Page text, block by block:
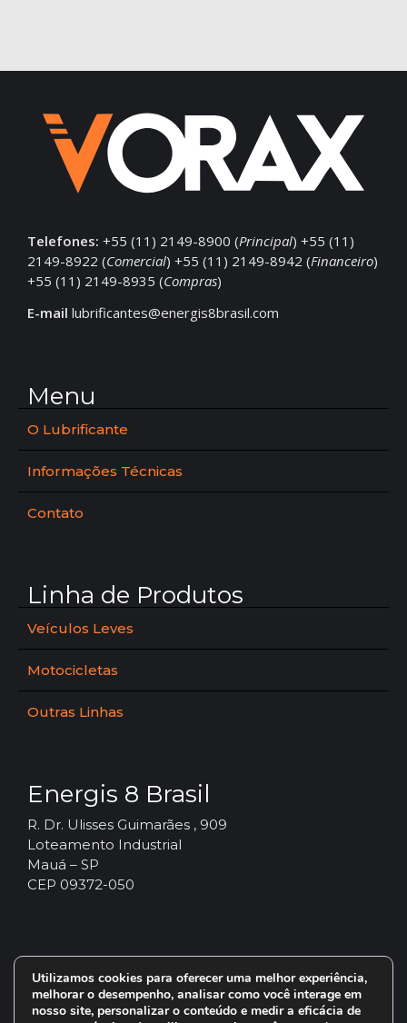
Telefones: +55 (11) 2149-8900 (Principal) +55 (11)
2149-8922 (Comercial) +55 (11) 2149-8942 (Financeiro)
+55 (11) 2149-8935 (Compras)
E-mail lubrificantes@energis8brasil.com
Menu
O Lubrificante
Informações Técnicas
Contato
Linha de Produtos
Veículos Leves
Motocicletas
Outras Linhas
Energis 8 Brasil
R. Dr. Ulisses Guimarães , 909
Loteamento Industrial
Mauá – SP
CEP 09372-050
Utilizamos cookies para oferecer uma melhor experiência,
melhorar o desempenho, analisar como você interage em
nosso site, personalizar o conteúdo e medir a eficácia de